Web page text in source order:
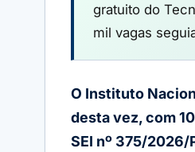
gratuito do
mil vagas
O Instituto
desta vez, com
SEI nº 375/2026/